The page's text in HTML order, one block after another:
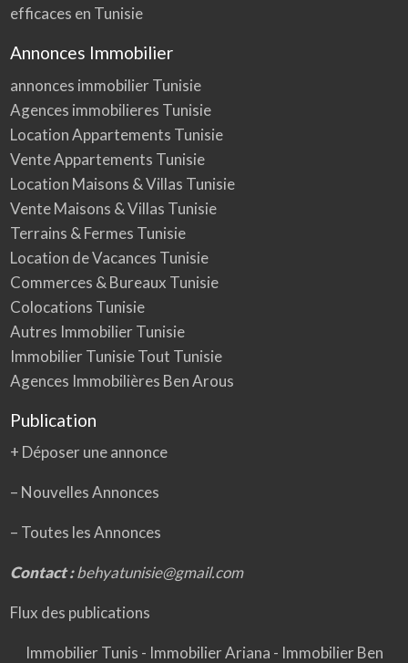
efficaces en Tunisie
Annonces Immobilier
annonces immobilier Tunisie
Agences immobilieres Tunisie
Location Appartements Tunisie
Vente Appartements Tunisie
Location Maisons & Villas Tunisie
Vente Maisons & Villas Tunisie
Terrains & Fermes Tunisie
Location de Vacances Tunisie
Commerces & Bureaux Tunisie
Colocations Tunisie
Autres Immobilier Tunisie
Immobilier Tunisie Tout Tunisie
Agences Immobilières Ben Arous
Publication
+ Déposer une annonce
– Nouvelles Annonces
– Toutes les Annonces
Contact : behyatunisie@gmail.com
Flux des publications
Immobilier Tunis - Immobilier Ariana - Immobilier Ben